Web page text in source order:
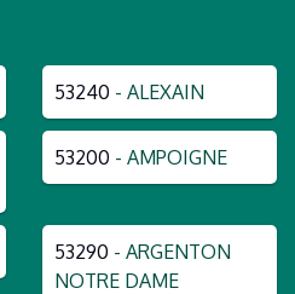
53240 - ALEXAIN
53200 - AMPOIGNE
53290 - ARGENTON
NOTRE DAME